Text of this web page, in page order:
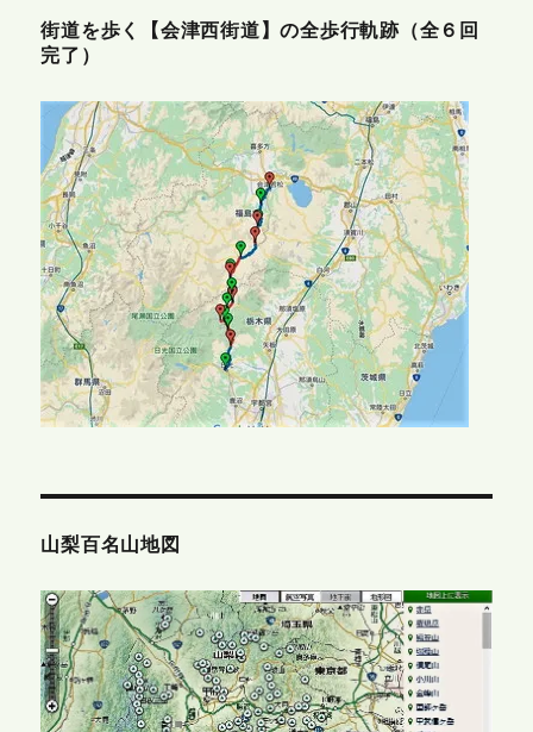
街道を歩く【会津西街道】の全歩行軌跡（全６回
完了）
山梨百名山地図